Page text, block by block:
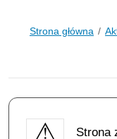
Strona główna
Strona